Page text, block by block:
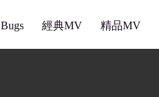
Bugs 經典MV 精品MV